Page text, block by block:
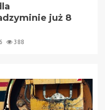
już 8
388